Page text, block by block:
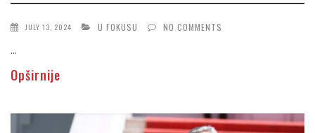
JULY 13, 2024 U FOKUSU NO COMMENTS
...
Opširnije